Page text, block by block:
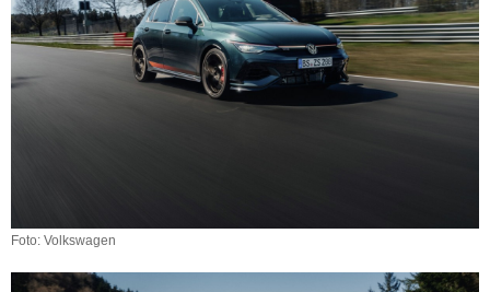
Foto: Volkswagen